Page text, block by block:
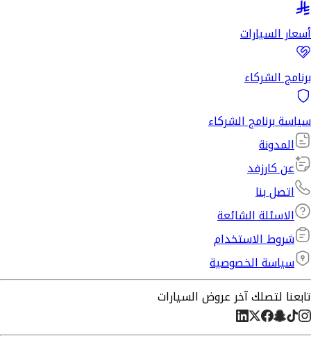
أسعار السيارات
برنامج الشركاء
سياسة برنامج الشركاء
المدونة
عن كارزفد
اتصل بنا
الاسئلة الشائعة
شروط الاستخدام
سياسة الخصوصية
تابعنا لتصلك آخر عروض السيارات